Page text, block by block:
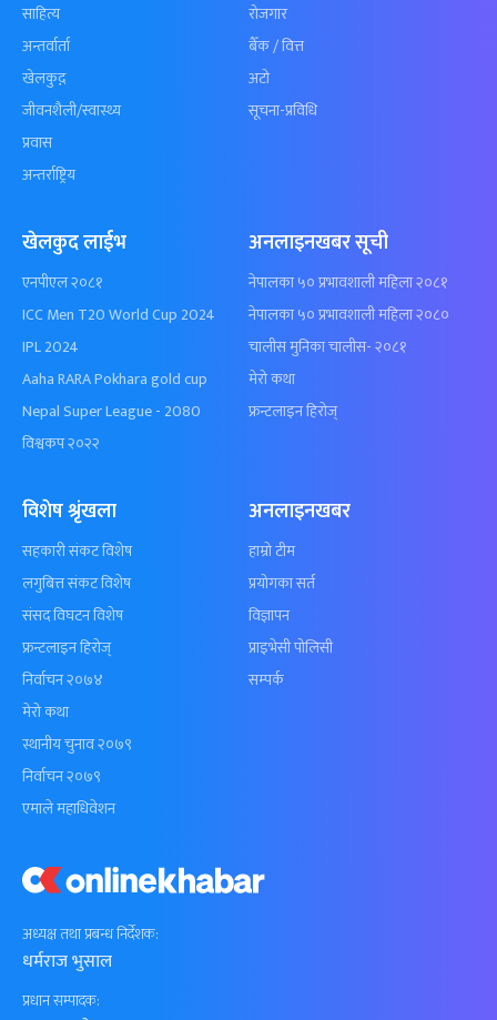
अध्यक्ष तथा प्रबन्ध निर्देशक:
धर्मराज भुसाल
प्रधान सम्पादक:
साहित्य
अन्तर्वार्ता
खेलकुद़़
जीवनशैली/स्वास्थ्य
प्रवास
अन्तर्राष्ट्रिय
रोजगार
बैँक / वित्त
अटो
सूचना-प्रविधि
खेलकुद लाईभ
एनपीएल २०८१
ICC Men T20 World Cup 2024
IPL 2024
Aaha RARA Pokhara gold cup
Nepal Super League - 2080
विश्वकप २०२२
अनलाइनखबर सूची
नेपालका ५० प्रभावशाली महिला २०८१
नेपालका ५० प्रभावशाली महिला २०८०
चालीस मुनिका चालीस- २०८१
मेरो कथा
फ्रन्टलाइन हिरोज्
विशेष श्रृंखला
सहकारी संकट विशेष
लगुबित्त संकट विशेष
संसद विघटन विशेष
फ्रन्टलाइन हिरोज्
निर्वाचन २०७४
मेरो कथा
स्थानीय चुनाव २०७९
निर्वाचन २०७९
एमाले महाधिवेशन
अनलाइनखबर
हाम्रो टीम
प्रयोगका सर्त
विज्ञापन
प्राइभेसी पोलिसी
सम्पर्क